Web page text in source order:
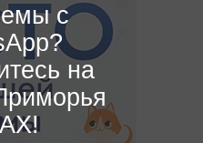
с
на